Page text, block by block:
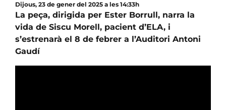
Dijous, 23 de gener del 2025 a les 14:33h
La peça, dirigida per Ester Borrull, narra la
vida de Siscu Morell, pacient d’ELA, i
s’estrenarà el 8 de febrer a l’Auditori Antoni
Gaudí